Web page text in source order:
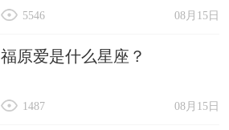
08月15日
5546
福原爱是什么星座？
08月15日
1487